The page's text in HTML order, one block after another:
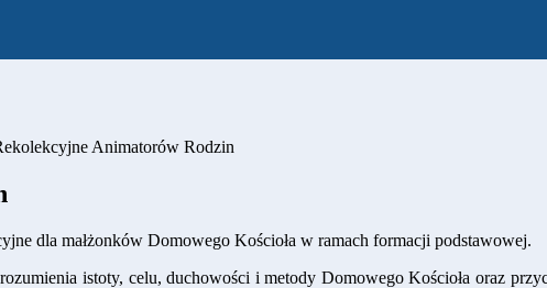
Animatorów Rodzin
dla małżonków Domowego Kościoła w ramach formacji podstawowej.
istoty, celu, duchowości i metody Domowego Kościoła oraz